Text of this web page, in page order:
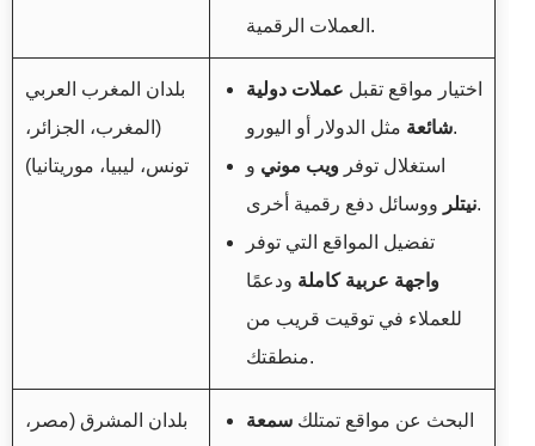
العملات الرقمية.
بلدان المغرب العربي
(المغرب، الجزائر،
تونس، ليبيا، موريتانيا)
اختيار مواقع تقبل عملات دولية
شائعةمثل الدولار أو اليورو.
استغلال توفر ويب موني و
نيتلرووسائل دفع رقمية أخرى.
تفضيل المواقع التي توفر
واجهة عربية كاملة ودعمًا
للعملاء في توقيت قريب من
منطقتك.
بلدان المشرق (مصر،
البحث عن مواقع تمتلك سمعة